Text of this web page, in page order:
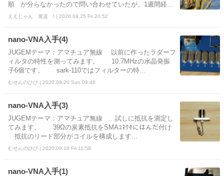
順 が分らなかったので問い合わせていたが、1週間経...
ええじゃん 尾道 ! | 2020.09.25 Fri 20:52
nano-VNA入手(4)
JUGEMテーマ：アマチュア無線 以前に作ったラダーフ
ィルタの特性を測ってみます。 10.7MHzの水晶発振
子6個です。 sark-110ではフィルターの特...
むせんのひび | 2020.09.20 Sun 09:48
nano-VNA入手(3)
JUGEMテーマ：アマチュア無線 試しに抵抗を測定し
てみます。 39Ωの炭素抵抗をSMAｺﾈｸﾀにはんだ付け
抵抗のリード部分がコイルを構成します...
むせんのひび | 2020.09.18 Fri 11:58
nano-VNA入手(1)